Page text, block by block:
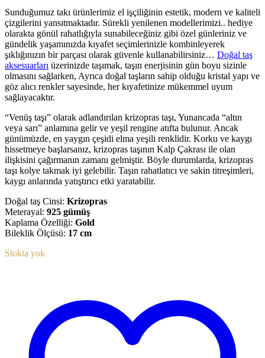
Sunduğumuz takı ürünlerimiz el işçiliğinin estetik, modern ve kaliteli
çizgilerini yansıtmaktadır. Sürekli yenilenen modellerimizi.. hediye
olarakta gönül rahatlığıyla sunabileceğiniz gibi özel günleriniz ve
gündelik yaşamınızda kıyafet seçimlerinizle kombinleyerek
şıklığınızın bir parçası olarak güvenle kullanabilirsiniz… Doğal taş
aksesuarları üzerinizde taşımak, taşın enerjisinin gün boyu sizinle
olmasını sağlarken, Ayrıca doğal taşların sahip olduğu kristal yapı ve
göz alıcı renkler sayesinde, her kıyafetinize mükemmel uyum
sağlayacaktır.
“Venüş taşı” olarak adlandırılan krizopras taşı, Yunancada “altın
veya sarı” anlamına gelir ve yeşil rengine atıfta bulunur. Ancak
günümüzde, en yaygın çeşidi elma yeşili renklidir. Korku ve kaygı
hissetmeye başlarsanız, krizopras taşının Kalp Çakrası ile olan
ilişkisini çağırmanın zamanı gelmiştir. Böyle durumlarda, krizopras
taşı kolye takmak iyi gelebilir. Taşın rahatlatıcı ve sakin titreşimleri,
kaygı anlarında yatıştırıcı etki yaratabilir.
Doğal taş Cinsi: Krizopras
Meterayal: 925 gümüş
Kaplama Özelliği: Gold
Bileklik Ölçüsü: 17 cm
Stokta yok